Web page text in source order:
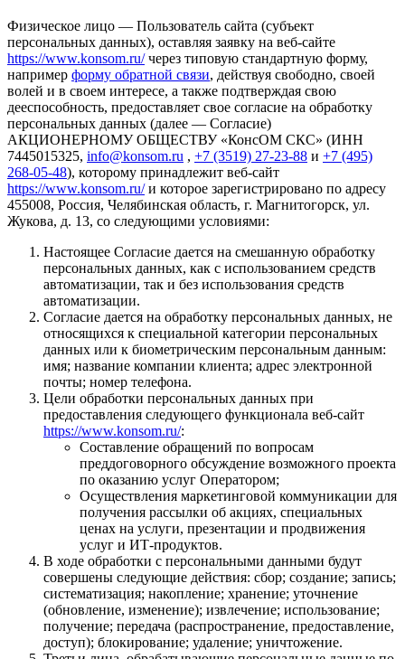
Физическое лицо — Пользователь сайта (субъект
персональных данных), оставляя заявку на веб-сайте
https://www.konsom.ru/через типовую стандартную форму,
например форму обратной связи, действуя свободно, своей
волей и в своем интересе, а также подтверждая свою
дееспособность, предоставляет свое согласие на обработку
персональных данных (далее — Согласие)
АКЦИОНЕРНОМУ ОБЩЕСТВУ «КонсОМ СКС» (ИНН
7445015325, info@konsom.ru , +7 (3519) 27-23-88 и +7 (495)
268-05-48), которому принадлежит веб-сайт
https://www.konsom.ru/и которое зарегистрировано по адресу
455008, Россия, Челябинская область, г. Магнитогорск, ул.
Жукова, д. 13, со следующими условиями:
Настоящее Согласие дается на смешанную обработку
персональных данных, как с использованием средств
автоматизации, так и без использования средств
автоматизации.
Согласие дается на обработку персональных данных, не
относящихся к специальной категории персональных
данных или к биометрическим персональным данным:
имя; название компании клиента; адрес электронной
почты; номер телефона.
Цели обработки персональных данных при
предоставления следующего функционала веб-сайт
https://www.konsom.ru/:
Составление обращений по вопросам
преддоговорного обсуждение возможного проекта
по оказанию услуг Оператором;
Осуществления маркетинговой коммуникации для
получения рассылки об акциях, специальных
ценах на услуги, презентации и продвижения
услуг и ИТ-продуктов.
В ходе обработки с персональными данными будут
совершены следующие действия: сбор; создание; запись;
систематизация; накопление; хранение; уточнение
(обновление, изменение); извлечение; использование;
получение; передача (распространение, предоставление,
доступ); блокирование; удаление; уничтожение.